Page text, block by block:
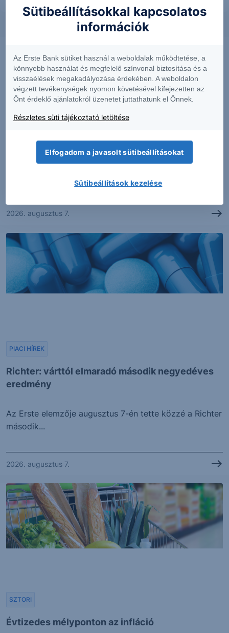
2026. augusztus 7.
Richter: várttól elmaradó második negyedéves
eredmény
PIACI HÍREK
Az Erste elemzője augusztus 7-én tette közzé a Richter
második...
2026. augusztus 7.
Évtizedes mélyponton az infláció
SZTORI
Sütibeállításokkal kapcsolatos
információk
Az Erste Bank sütiket használ a weboldalak működtetése, a
könnyebb használat és megfelelő színvonal biztosítása és a
visszaélések megakadályozása érdekében. A weboldalon
végzett tevékenységek nyomon követésével kifejezetten az
Önt érdeklő ajánlatokról üzenetet juttathatunk el Önnek.
Részletes süti tájékoztató letöltése
Elfogadom a javasolt sütibeállításokat
Sütibeállítások kezelése